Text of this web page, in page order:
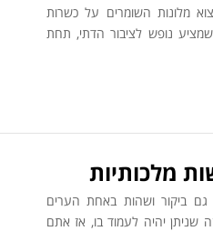
מלונות השומרים על כשרות
נופש לציבור הדתי, תחת
מלכותיות
ביקור ושהות באחת הערים
שניתן יהיה לעמוד בו, אז אתם